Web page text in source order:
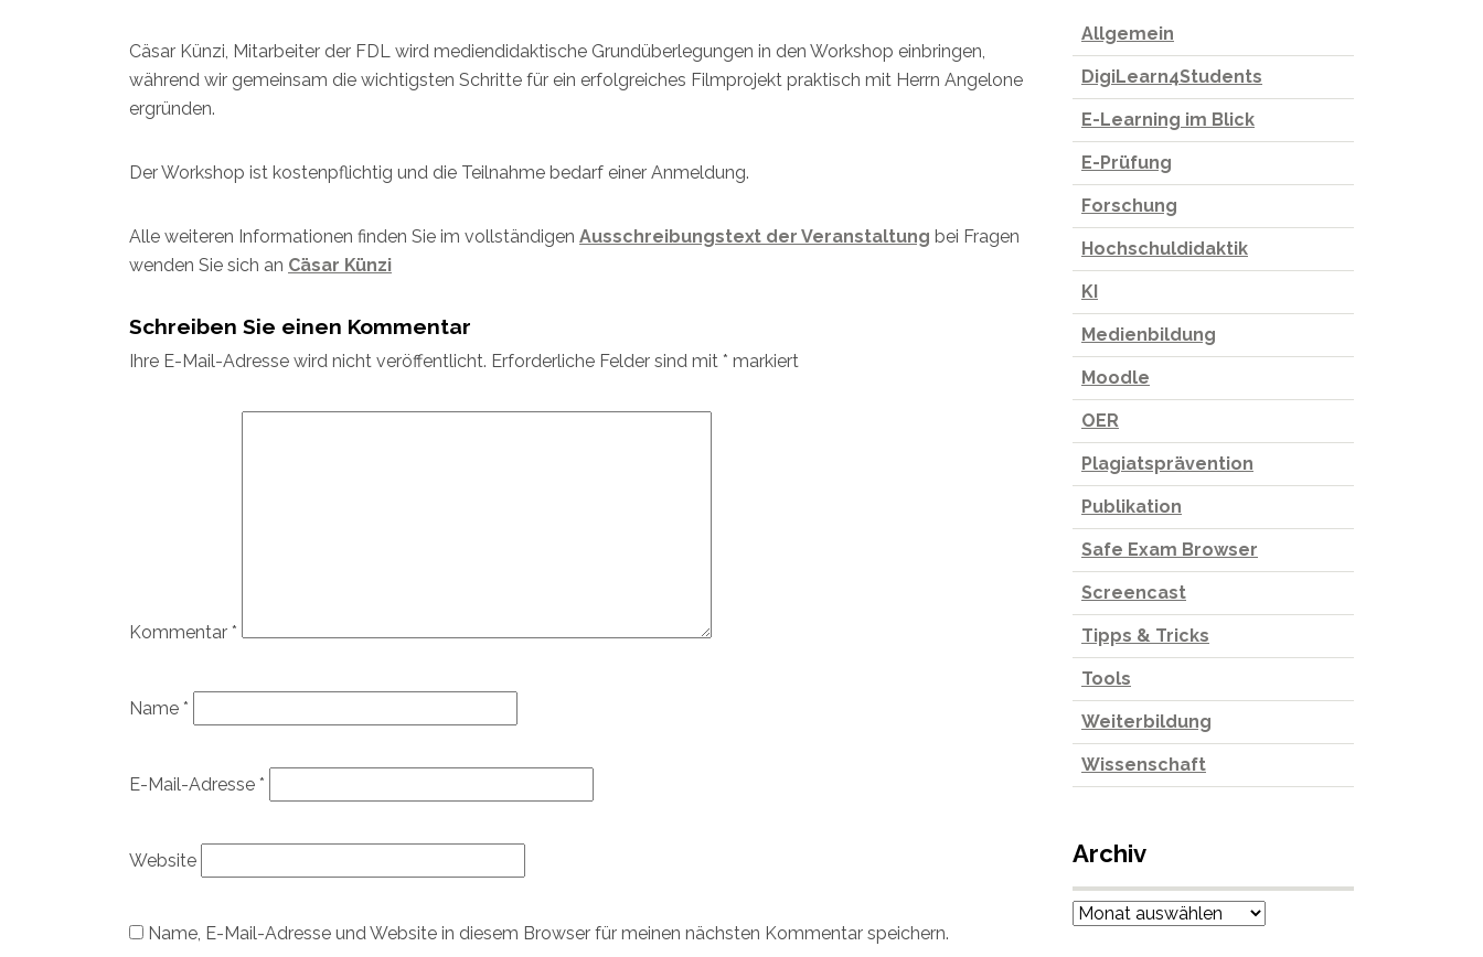
Cäsar Künzi, Mitarbeiter der FDL wird mediendidaktische Grundüberlegungen in den Workshop einbringen,
während wir gemeinsam die wichtigsten Schritte für ein erfolgreiches Filmprojekt praktisch mit Herrn Angelone
ergründen.
Der Workshop ist kostenpflichtig und die Teilnahme bedarf einer Anmeldung.
Alle weiteren Informationen finden Sie im vollständigen Ausschreibungstext der Veranstaltung bei Fragen
wenden Sie sich an Cäsar Künzi
Schreiben Sie einen Kommentar
Ihre E-Mail-Adresse wird nicht veröffentlicht. Erforderliche Felder sind mit * markiert
Kommentar *
Name *
E-Mail-Adresse *
Website
Name, E-Mail-Adresse und Website in diesem Browser für meinen nächsten Kommentar speichern.
Allgemein
DigiLearn4Students
E-Learning im Blick
E-Prüfung
Forschung
Hochschuldidaktik
KI
Medienbildung
Moodle
OER
Plagiatsprävention
Publikation
Safe Exam Browser
Screencast
Tipps & Tricks
Tools
Weiterbildung
Wissenschaft
Archiv
Archiv